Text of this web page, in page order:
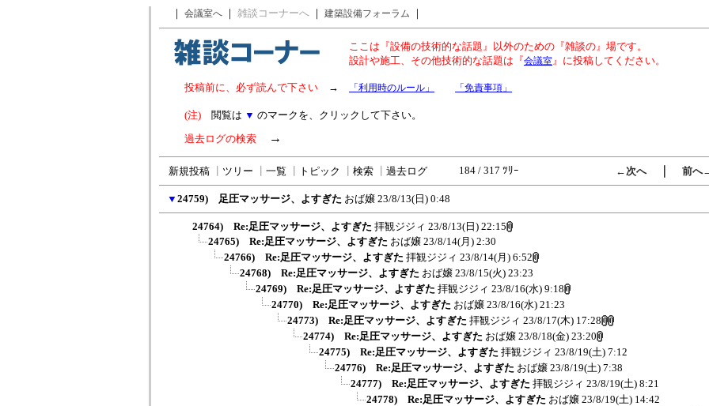
｜ 会議室へ ｜ 雑談コーナーへ ｜ 建築設備フォーラム ｜
ここは『設備の技術的な話題』以外のための『雑談の』場です。
設計や施工、その他技術的な話題は『会議室』に投稿してください。
投稿前に、必ず読んで下さい → 「利用時のルール」 「免責事項」
(注) 閲覧は ▼ のマークを、クリックして下さい。
過去ログの検索 →
新規投稿 ツリー 一覧 トピック 検索 過去ログ 184 / 317 ﾂﾘｰ ←次へ｜ 前へ
▼ 24759) 足圧マッサージ、よすぎた おば嬢 23/8/13(日) 0:48
24764) Re:足圧マッサージ、よすぎた 拝観ジジィ 23/8/13(日) 22:15
24765) Re:足圧マッサージ、よすぎた おば嬢 23/8/14(月) 2:30
24766) Re:足圧マッサージ、よすぎた 拝観ジジィ 23/8/14(月) 6:52
24768) Re:足圧マッサージ、よすぎた おば嬢 23/8/15(火) 23:23
24769) Re:足圧マッサージ、よすぎた 拝観ジジィ 23/8/16(水) 9:18
24770) Re:足圧マッサージ、よすぎた おば嬢 23/8/16(水) 21:23
24773) Re:足圧マッサージ、よすぎた 拝観ジジィ 23/8/17(木) 17:28
24774) Re:足圧マッサージ、よすぎた おば嬢 23/8/18(金) 23:20
24775) Re:足圧マッサージ、よすぎた 拝観ジジィ 23/8/19(土) 7:12
24776) Re:足圧マッサージ、よすぎた おば嬢 23/8/19(土) 7:38
24777) Re:足圧マッサージ、よすぎた 拝観ジジィ 23/8/19(土) 8:21
24778) Re:足圧マッサージ、よすぎた おば嬢 23/8/19(土) 14:42